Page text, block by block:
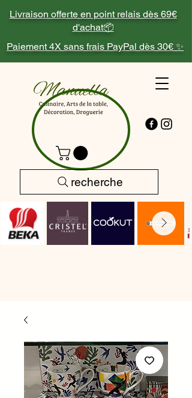
Livraison offerte en point relais dès 69€
d'achat📦
Paiement 4X sans frais PayPal dès 30€ ✨
recherche